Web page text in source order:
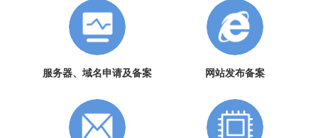
服务器、域名申请及备案 网站发布备案